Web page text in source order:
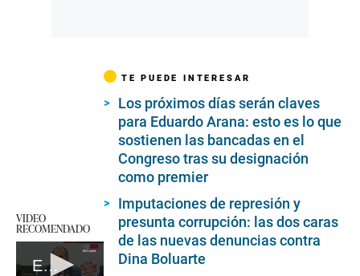
VIDEO
RECOMENDADO
Elmer Schialer en conferencia de prensa
TE PUEDE INTERESAR
Los próximos días serán claves
para Eduardo Arana: esto es lo que
sostienen las bancadas en el
Congreso tras su designación
como premier
Imputaciones de represión y
presunta corrupción: las dos caras
de las nuevas denuncias contra
Dina Boluarte